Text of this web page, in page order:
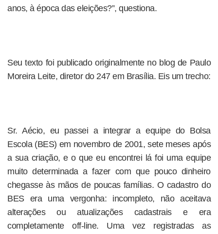
anos, à época das eleições?”, questiona.
Seu texto foi publicado originalmente no blog de Paulo
Moreira Leite, diretor do 247 em Brasília. Eis um trecho:
Sr. Aécio, eu passei a integrar a equipe do Bolsa
Escola (BES) em novembro de 2001, sete meses após
a sua criação, e o que eu encontrei lá foi uma equipe
muito determinada a fazer com que pouco dinheiro
chegasse às mãos de poucas famílias. O cadastro do
BES era uma vergonha: incompleto, não aceitava
alterações ou atualizações cadastrais e era
completamente off-line. Uma vez registradas as